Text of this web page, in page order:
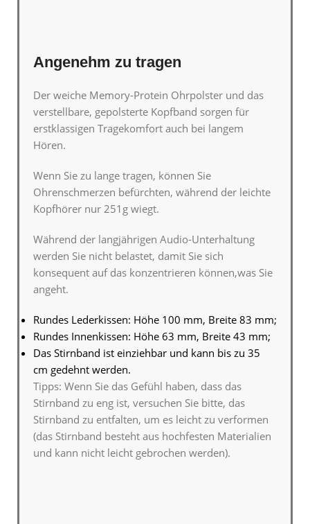
Angenehm zu tragen
Der weiche Memory-Protein Ohrpolster und das
verstellbare, gepolsterte Kopfband sorgen für
erstklassigen Tragekomfort auch bei langem
Hören.
Wenn Sie zu lange tragen, können Sie
Ohrenschmerzen befürchten, während der leichte
Kopfhörer nur 251g wiegt.
Während der langjährigen Audio-Unterhaltung
werden Sie nicht belastet, damit Sie sich
konsequent auf das konzentrieren können,was Sie
angeht.
Rundes Lederkissen: Höhe 100 mm, Breite 83 mm;
Rundes Innenkissen: Höhe 63 mm, Breite 43 mm;
Das Stirnband ist einziehbar und kann bis zu 35
cm gedehnt werden.
Tipps: Wenn Sie das Gefühl haben, dass das
Stirnband zu eng ist, versuchen Sie bitte, das
Stirnband zu entfalten, um es leicht zu verformen
(das Stirnband besteht aus hochfesten Materialien
und kann nicht leicht gebrochen werden).